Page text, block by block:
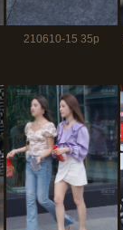
210610-15 35p